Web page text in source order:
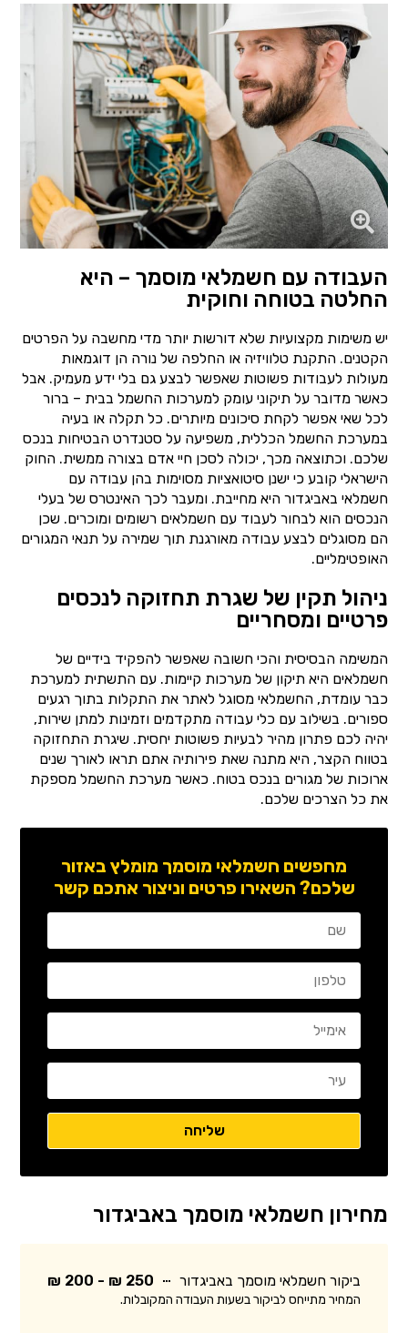
העבודה עם חשמלאי מוסמך – היא
החלטה בטוחה וחוקית
יש משימות מקצועיות שלא דורשות יותר מדי מחשבה על הפרטים
הקטנים. התקנת טלוויזיה או החלפה של נורה הן דוגמאות
מעולות לעבודות פשוטות שאפשר לבצע גם בלי ידע מעמיק. אבל
כאשר מדובר על תיקוני עומק למערכות החשמל בבית – ברור
לכל שאי אפשר לקחת סיכונים מיותרים. כל תקלה או בעיה
במערכת החשמל הכללית, משפיעה על סטנדרט הבטיחות בנכס
שלכם. וכתוצאה מכך, יכולה לסכן חיי אדם בצורה ממשית. החוק
הישראלי קובע כי ישנן סיטואציות מסוימות בהן עבודה עם
חשמלאי באביגדור היא מחייבת. ומעבר לכך האינטרס של בעלי
הנכסים הוא לבחור לעבוד עם חשמלאים רשומים ומוכרים. שכן
הם מסוגלים לבצע עבודה מאורגנת תוך שמירה על תנאי המגורים
האופטימליים.
ניהול תקין של שגרת תחזוקה לנכסים
פרטיים ומסחריים
המשימה הבסיסית והכי חשובה שאפשר להפקיד בידיים של
חשמלאים היא תיקון של מערכות קיימות. עם התשתית למערכת
כבר עומדת, החשמלאי מסוגל לאתר את התקלות בתוך רגעים
ספורים. בשילוב עם כלי עבודה מתקדמים וזמינות למתן שירות,
יהיה לכם פתרון מהיר לבעיות פשוטות יחסית. שיגרת התחזוקה
בטווח הקצר, היא מתנה שאת פירותיה אתם תראו לאורך שנים
ארוכות של מגורים בנכס בטוח. כאשר מערכת החשמל מספקת
את כל הצרכים שלכם.
מחפשים חשמלאי מוסמך מומלץ באזור
שלכם? השאירו פרטים וניצור אתכם קשר
מחירון חשמלאי מוסמך באביגדור
ביקור חשמלאי מוסמך באביגדור 250 ₪ - 200 ₪
המחיר מתייחס לביקור בשעות העבודה המקובלות.